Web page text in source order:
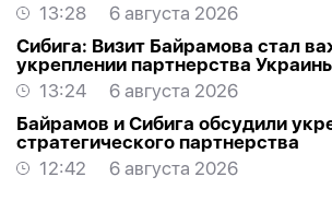
13:28
6 августа 2026
Сибига: Визит Байрамова стал
укреплении партнерства
Азербайджана
13:24
6 августа 2026
Байрамов и Сибига обсудили
стратегического партнерства
12:42
6 августа 2026